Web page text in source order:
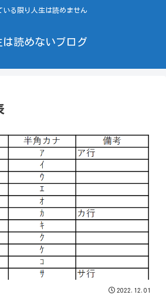
いる限り人生は読めません
は読めないブログ
2022.12.01